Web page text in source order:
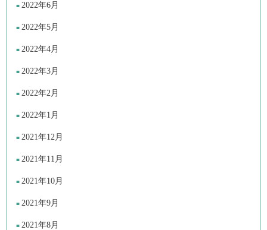
2022年6月
2022年5月
2022年4月
2022年3月
2022年2月
2022年1月
2021年12月
2021年11月
2021年10月
2021年9月
2021年8月